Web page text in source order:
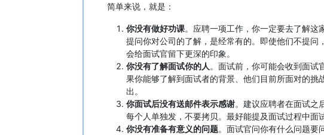
简单来说，就是：
你没有做好功课。应聘一项工作，你一定要去了解这
提问你对公司的了解，是经常有的。即使他们不提
会给面试官留下更深的印象。
你没有了解面试你的人 。面试前，你可能会收到面试
果你能够了解到面试者的背景、他们目前所面对的
出。
你面试后没有送邮件表示感谢。建议应聘者在面试之
每个人单独发，不要拷贝。最好能提及面试过程中面
你没有准备有意义的问题。面试官问你有什么问题要